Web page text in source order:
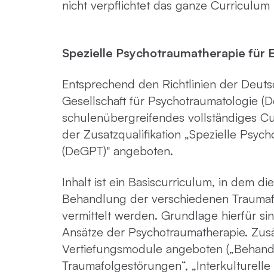
nicht verpflichtet das ganze Curriculum
Spezielle Psychotraumatherapie für
Entsprechend den Richtlinien der
Gesellschaft für Psychotraumatologie
schulenübergreifendes vollständiges
der Zusatzqualifikation „Spezielle
(DeGPT)" angeboten.
Inhalt ist ein Basiscurriculum, in dem
Behandlung der verschiedenen
vermittelt werden. Grundlage hierfür
Ansätze der Psychotraumatherapie.
Vertiefungsmodule angeboten
Traumafolgestörungen“, „Interkulturelle